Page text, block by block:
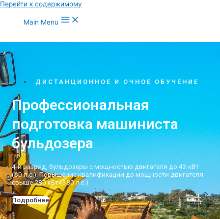
Перейти к содержимому
Main Menu
ДИСТАНЦИОННОЕ И ОЧНОЕ ОБУЧЕНИЕ
Профессиональная
подготовка машиниста
бульдозера
4-й разряд, бульдозеры с мощностью двигателя до 43 кВт
(60 л.с.). Повышение квалификации до мощности двигателя
свыше 280 кВт (380 л.с.).
Подробнее